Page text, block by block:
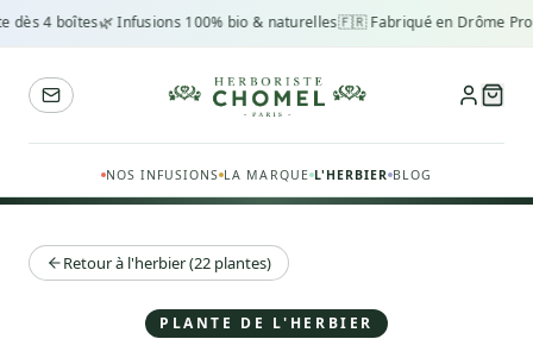
dès 4 boîtes🌿 Infusions 100% bio & naturelles🇫🇷 Fabriqué en Drôme
NOS INFUSIONS LA MARQUE L'HERBIER BLOG
Retour à l'herbier (22 plantes)
PLANTE DE L'HERBIER